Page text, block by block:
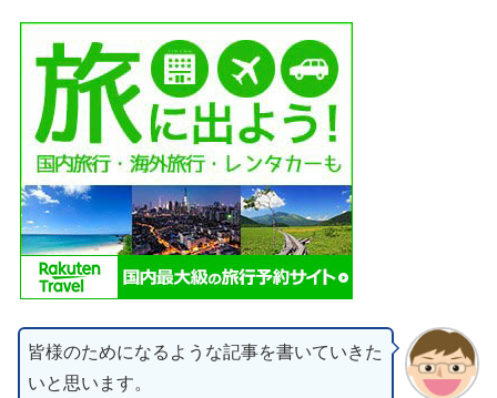
皆様のためになるような記事を書いていきた
いと思います。